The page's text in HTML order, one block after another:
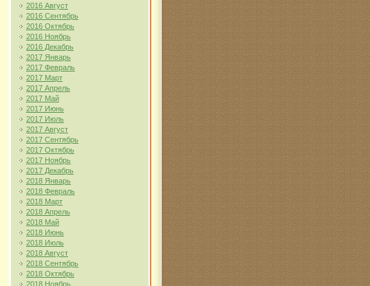
2016 Август
2016 Сентябрь
2016 Октябрь
2016 Ноябрь
2016 Декабрь
2017 Январь
2017 Февраль
2017 Март
2017 Апрель
2017 Май
2017 Июнь
2017 Июль
2017 Август
2017 Сентябрь
2017 Октябрь
2017 Ноябрь
2017 Декабрь
2018 Январь
2018 Февраль
2018 Март
2018 Апрель
2018 Май
2018 Июнь
2018 Июль
2018 Август
2018 Сентябрь
2018 Октябрь
2018 Ноябрь